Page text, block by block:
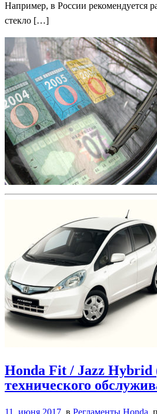
Например, в России рекомендуется
стекло […]
Honda Fit / Jazz Hybrid
технического